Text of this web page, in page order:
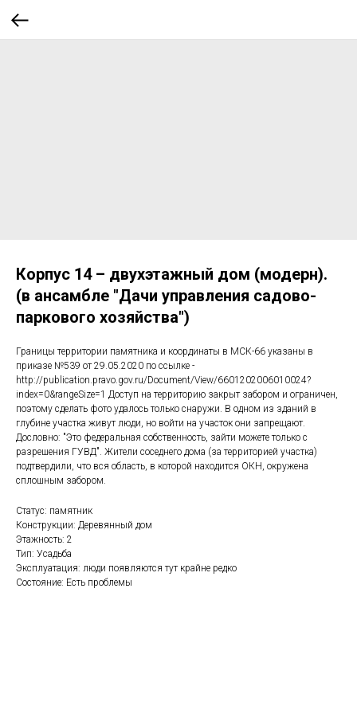
Корпус 14 – двухэтажный дом (модерн).
(в ансамбле "Дачи управления садово-
паркового хозяйства")
Границы территории памятника и координаты в МСК-66 указаны в
приказе №539 от 29.05.2020 по ссылке -
http://publication.pravo.gov.ru/Document/View/6601202006010024?
index=0&rangeSize=1 Доступ на территорию закрыт забором и ограничен,
поэтому сделать фото удалось только снаружи. В одном из зданий в
глубине участка живут люди, но войти на участок они запрещают.
Дословно: "Это федеральная собственность, зайти можете только с
разрешения ГУВД". Жители соседнего дома (за территорией участка)
подтвердили, что вся область, в которой находится ОКН, окружена
сплошным забором.
Статус: памятник
Конструкции: Деревянный дом
Этажность: 2
Тип: Усадьба
Эксплуатация: люди появляются тут крайне редко
Состояние: Есть проблемы